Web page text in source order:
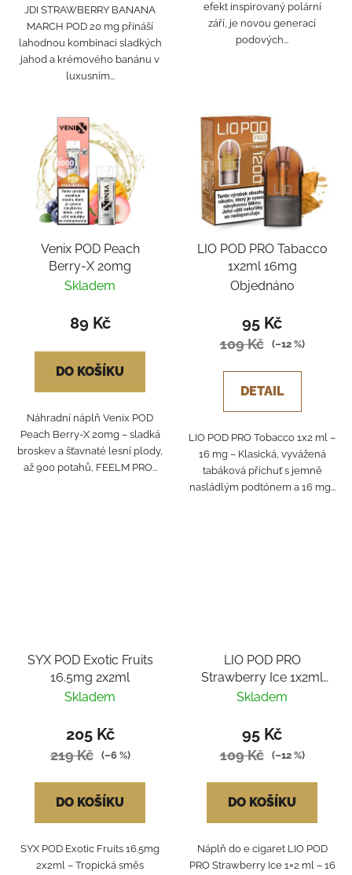
JDI STRAWBERRY BANANA
MARCH POD 20 mg přináší
lahodnou kombinaci sladkých
jahod a krémového banánu v
luxusním...
efekt inspirovaný polární
září, je novou generací
podových...
Venix POD Peach
Berry-X 20mg
Skladem
89 Kč
DO KOŠÍKU
Náhradní náplň Venix POD
Peach Berry-X 20mg – sladká
broskev a šťavnaté lesní plody,
až 900 potahů, FEELM PRO...
LIO POD PRO Tabacco
1x2ml 16mg
Objednáno
95 Kč
109 Kč (–12 %)
DETAIL
LIO POD PRO Tobacco 1x2 ml –
16 mg – Klasická, vyvážená
tabáková příchuť s jemně
nasládlým podtónem a 16 mg...
SYX POD Exotic Fruits
16.5mg 2x2ml
Skladem
205 Kč
219 Kč (–6 %)
DO KOŠÍKU
SYX POD Exotic Fruits 16.5mg
2x2ml – Tropická směs
LIO POD PRO
Strawberry Ice 1x2ml
16mg
Skladem
95 Kč
109 Kč (–12 %)
DO KOŠÍKU
Náplň do e cigaret LIO POD
PRO Strawberry Ice 1×2 ml – 16